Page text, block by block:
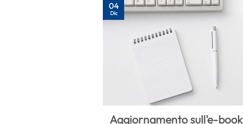
Aggiornamento sull'e-
04
Dic